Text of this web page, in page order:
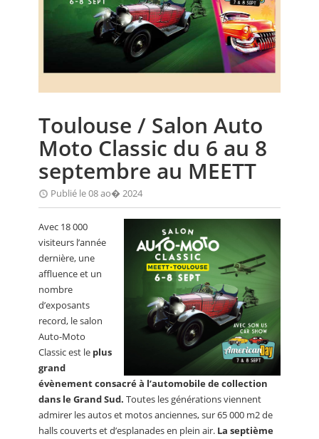
EVÈNEMENTS
CALENDRIER
ANNUAIRES
PETITES ANNONCES
Toulouse / Salon Auto
Moto Classic du 6 au 8
septembre au MEETT
Publié le 08 ao� 2024
Avec 18 000
visiteurs l’année
dernière, une
affluence et un
nombre
d’exposants
record, le salon
Auto-Moto
Classic est le plus
grand
évènement consacré à l’automobile de collection
dans le Grand Sud. Toutes les générations viennent
admirer les autos et motos anciennes, sur 65 000 m2 de
halls couverts et d’esplanades en plein air. La septième